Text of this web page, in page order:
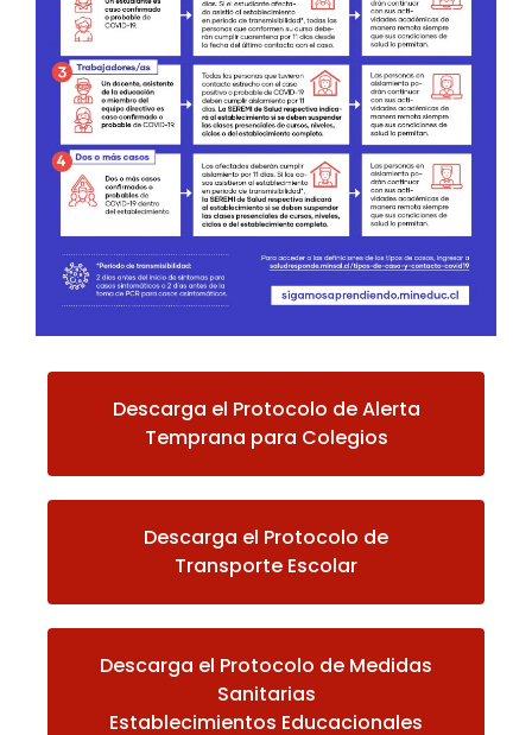
Descarga el Protocolo de Alerta
Temprana para Colegios
Descarga el Protocolo de
Transporte Escolar
Descarga el Protocolo de Medidas
Sanitarias
Establecimientos Educacionales